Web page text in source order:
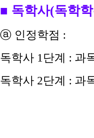
■ 독학사(독학
ⓐ 인정학점 :
독학사 1단계 : 과
독학사 2단계 : 과